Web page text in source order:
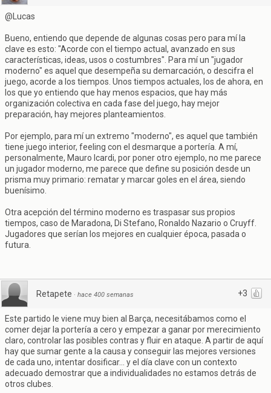
@Lucas
Bueno, entiendo que depende de algunas cosas pero para mí la
clave es esto: "Acorde con el tiempo actual, avanzado en sus
características, ideas, usos o costumbres". Para mí un "jugador
moderno" es aquel que desempeña su demarcación, o descifra el
juego, acorde a los tiempos. Unos tiempos actuales, los de ahora, en
los que yo entiendo que hay menos espacios, que hay más
organización colectiva en cada fase del juego, hay mejor
preparación, hay mejores planteamientos.
Por ejemplo, para mí un extremo "moderno", es aquel que también
tiene juego interior, feeling con el desmarque a portería. A mí,
personalmente, Mauro Icardi, por poner otro ejemplo, no me parece
un jugador moderno, me parece que define su posición desde un
prisma muy primario: rematar y marcar goles en el área, siendo
buenísimo.
Otra acepción del término moderno es traspasar sus propios
tiempos, caso de Maradona, Di Stefano, Ronaldo Nazario o Cruyff.
Jugadores que serían los mejores en cualquier época, pasada o
futura.
+3
Retapete · hace 400 semanas
Este partido le viene muy bien al Barça, necesitábamos como el
comer dejar la portería a cero y empezar a ganar por merecimiento
claro, controlar las posibles contras y fluir en ataque. A partir de aquí
hay que sumar gente a la causa y conseguir las mejores versiones
de cada uno, intentar dosificar... y el día clave con un contexto
adecuado demostrar que a individualidades no estamos detrás de
otros clubes.